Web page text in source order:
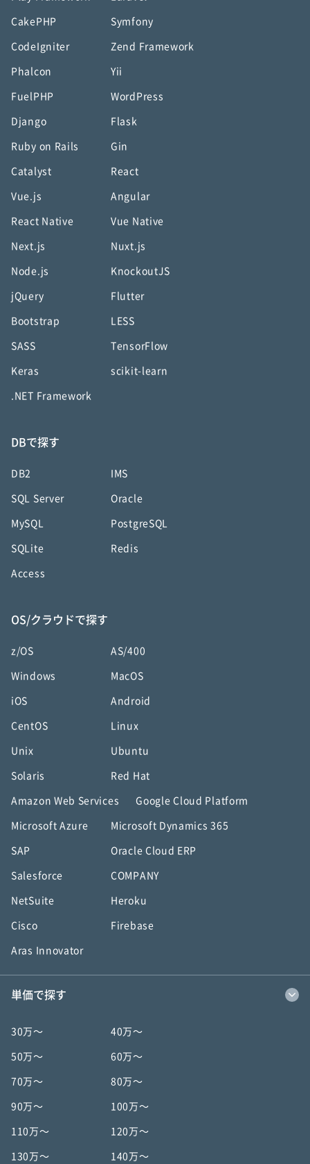
CakePHP Symfony
CodeIgniter Zend Framework
Phalcon Yii
FuelPHP WordPress
Django Flask
Ruby on Rails Gin
Catalyst React
Vue.js Angular
React Native Vue Native
Next.js Nuxt.js
Node.js KnockoutJS
jQuery Flutter
Bootstrap LESS
SASS TensorFlow
Keras scikit-learn
.NET Framework
DBで探す
DB2 IMS
SQL Server Oracle
MySQL PostgreSQL
SQLite Redis
Access
OS/クラウドで探す
z/OS AS/400
Windows MacOS
iOS Android
CentOS Linux
Unix Ubuntu
Solaris Red Hat
Amazon Web Services Google Cloud Platform
Microsoft Azure Microsoft Dynamics 365
SAP Oracle Cloud ERP
Salesforce COMPANY
NetSuite Heroku
Cisco Firebase
Aras Innovator
単価で探す
30万〜 40万〜
50万〜 60万〜
70万〜 80万〜
90万〜 100万〜
110万〜 120万〜
130万〜 140万〜